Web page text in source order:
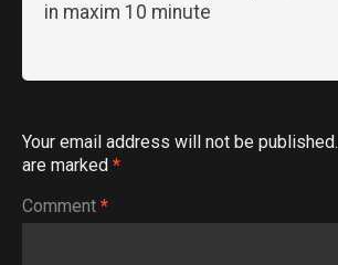
in maxim 10 minute
Your email address will not be published.
are marked *
Comment *